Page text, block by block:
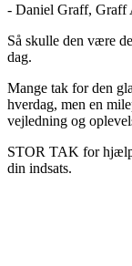
- Daniel Graff,
Så skulle den være
dag.
Mange tak for den
hverdag, men en
vejledning og
STOR TAK for
din indsats.